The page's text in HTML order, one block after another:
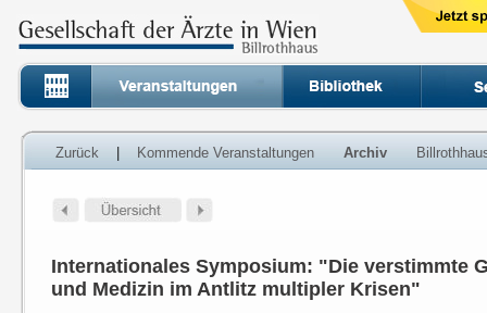
Zurück Kommende Veranstaltungen Archiv
Internationales Symposium: "Die verstimmte
und Medizin im Antlitz multipler Krisen"